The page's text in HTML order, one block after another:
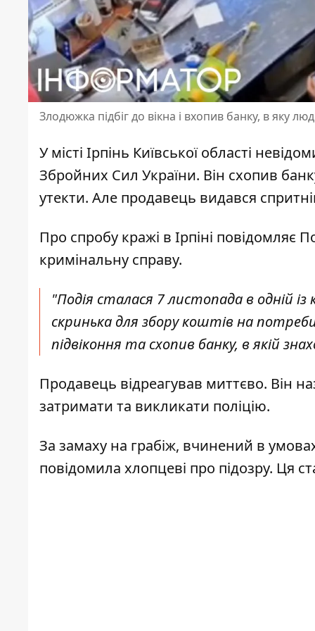
Злодюжка підбіг до вікна і вхопив банку, в яку
У місті Ірпінь Київської області
Збройних Сил України. Він схопив
утекти. Але продавець видався
Про спробу кражі в Ірпіні повідомляє
кримінальну справу.
"Подія сталася 7 листопада в одній із
скринька для збору коштів на
підвіконня та схопив банку, в якій
Продавець відреагував миттєво. Він
затримати та викликати поліцію.
За замаху на грабіж, вчинений в
повідомила хлопцеві про підозру. Ця